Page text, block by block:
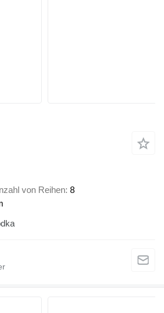
von Reihen 8